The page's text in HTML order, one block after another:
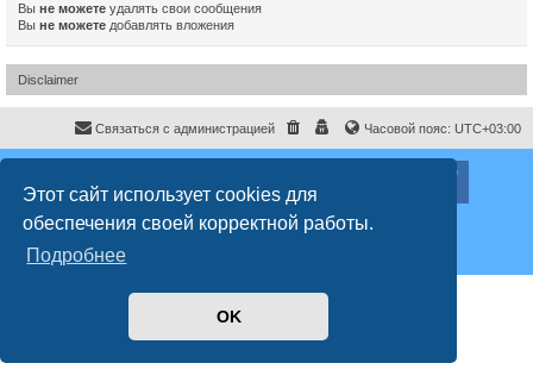
Этот сайт использует cookies для
обеспечения своей корректной работы.
Подробнее
OK
Вы не можете удалять свои сообщения
Вы не можете добавлять вложения
Disclaimer
Часовой пояс: UTC+03:00
Связаться с администрацией
Создано на основеphpBB® Forum Software © phpBB Limited
Русская поддержка phpBB
Конфиденциальность